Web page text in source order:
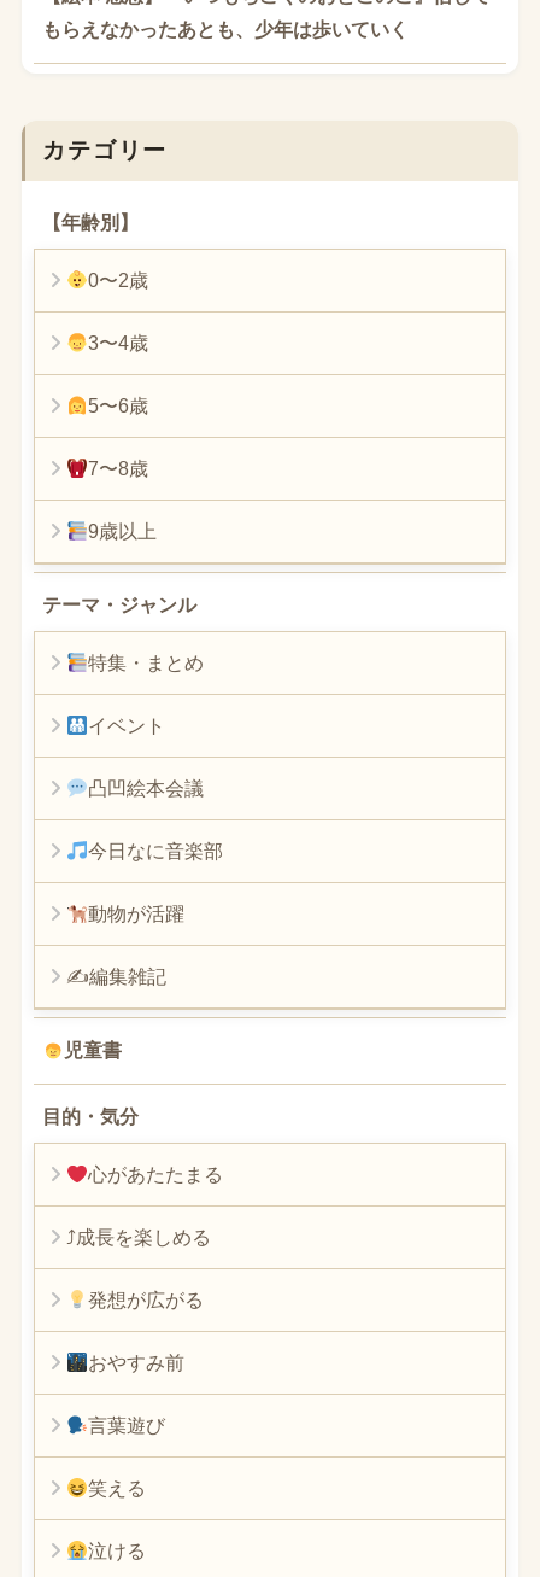
もらえなかったあとも、少年は歩いていく
カテゴリー
【年齢別】
0〜2歳
3〜4歳
5〜6歳
7〜8歳
9歳以上
テーマ・ジャンル
特集・まとめ
イベント
凸凹絵本会議
今日なに音楽部
動物が活躍
✍編集雑記
児童書
目的・気分
心があたたまる
⤴︎成長を楽しめる
発想が広がる
おやすみ前
言葉遊び
笑える
泣ける